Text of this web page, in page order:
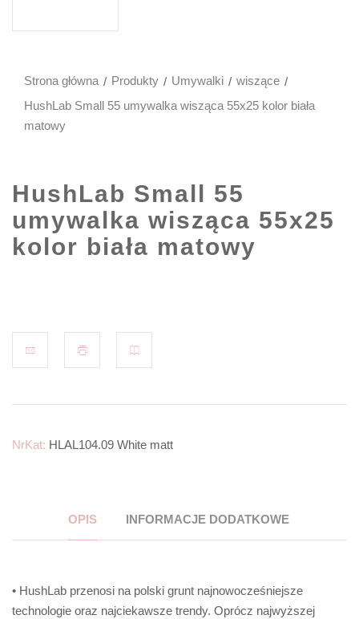
Strona główna Produkty Umywalki
wiszące
HushLab Small 55 umywalka wisząca 55x25 kolor biała
matowy
HushLab Small 55
umywalka wisząca 55x25
kolor biała matowy
NrKat: HLAL104.09 White matt
OPIS INFORMACJE DODATKOWE
• HushLab przenosi na polski grunt najnowocześniejsze
technologie oraz najciekawsze trendy. Oprócz najwyższej